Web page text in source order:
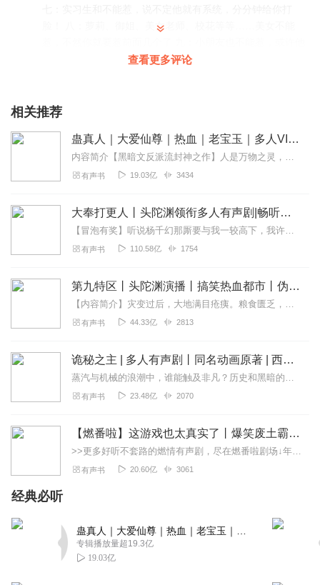
脸！ 八：萝莉、御姐、美女老师、校花等等……美女不能
是一个重生的修仙大能街边的老人不能惹，说不定他就是个
牛奶和黄鸭
希望主播去飞卢里好好看看，越到后面章节越不像一个小说
苏烈潇
徐熙洋
锤它
掩面桃花郎_
还可以吧，就是有很多形容词怪怪的。比如轰轰轰轰。尬到
2023-07-30
一介俗人丨
我想知道这是双播还是单播？
白狐浑水黑狗摸鱼
查看更多评论
相关推荐
蛊真人｜大爱仙尊｜热血｜老宝玉｜多人VIP免费有声剧
内容简介【黑暗文反派流封神之作】人是万物之灵，蛊是天地真精。一个穿越者不断重生的故事。一个养蛊、炼蛊、用蛊的奇特世界。配音组（男角色）老宝玉旁白...
有声书 19.03亿 3434
大奉打更人丨头陀渊领衔多人有声剧|畅听全集|王鹤棣、田曦薇主演影视剧原著|卖报小郎君
【冒泡有奖】听说杨千幻那厮要与我一较高下，我许七安要开始装叉了！快进入声音播放页戳下方输入框，冒个泡偷偷告诉我，我要用哪些诗词才能胜过他？说得好的，有赏！202...
有声书 110.58亿 1754
第九特区丨头陀渊演播丨搞笑热血都市丨伪戒丨VIP免费多人有声剧
【内容简介】灾变过后，大地满目疮痍。粮食匮乏，资源紧俏，局势混乱……一位从待规划区杀出来的青年，背对着漫天黄沙，孤身来到九区谋生，却不曾想偶然结识三五好友，一念...
有声书 44.33亿 2813
诡秘之主 | 多人有声剧丨同名动画原著 | 西幻克苏鲁 | 乌贼作品
蒸汽与机械的浪潮中，谁能触及非凡？历史和黑暗的迷雾里，又是谁在耳语？我从诡秘中醒来，睁眼看见这个世界：枪械，大炮，巨舰，飞空艇，差分机；魔药，占卜，诅咒，倒吊人...
有声书 23.48亿 2070
【燃番啦】这游戏也太真实了丨爆笑废土霸榜神作丨紫襟剧社制作
>>更多好听不套路的燃情有声剧，尽在燃番啦剧场↓年度重磅推荐本专辑为VIP免费专辑每天上午10点5集更新，订阅可以听到最新内容哦！每周抽一个专辑五星优质评论送...
有声书 20.60亿 3061
经典必听
专辑播放量超19.3亿
19.03亿